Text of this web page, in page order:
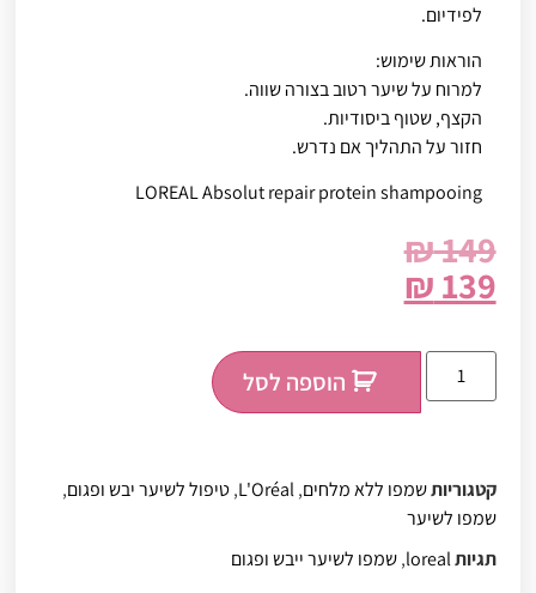
לפידיום.
הוראות שימוש:
למרוח על שיער רטוב בצורה שווה.
הקצף, שטוף ביסודיות.
חזור על התהליך אם נדרש.
LOREAL Absolut repair protein shampooing
₪149
₪ 139
הוספה לסל
קטגוריותשמפו ללא מלחים,
L'Oréal
,טיפול לשיער יבש ופגום,
שמפו לשיער
תגיותloreal
,שמפו לשיער ייבש ופגום